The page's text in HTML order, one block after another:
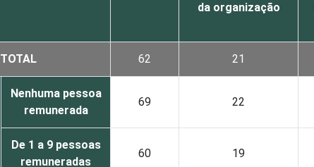
da organização
TOTAL 62 21
Nenhuma pessoa
remunerada
69 22
De 1 a 9 pessoas
remuneradas
60 19